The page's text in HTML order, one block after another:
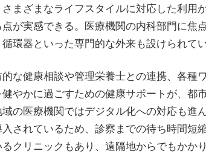
まざまなライフスタイルに対応した利用
が実感できる。医療機関の内科部門に焦
環器といった専門的な外来も設けられて
な健康相談や管理栄養士との連携、各種
やかに過ごすための健康サポートが、都
の医療機関ではデジタル化への対応も進
されているため、診察までの待ち時間短
クリニックもあり、遠隔地からでもかか